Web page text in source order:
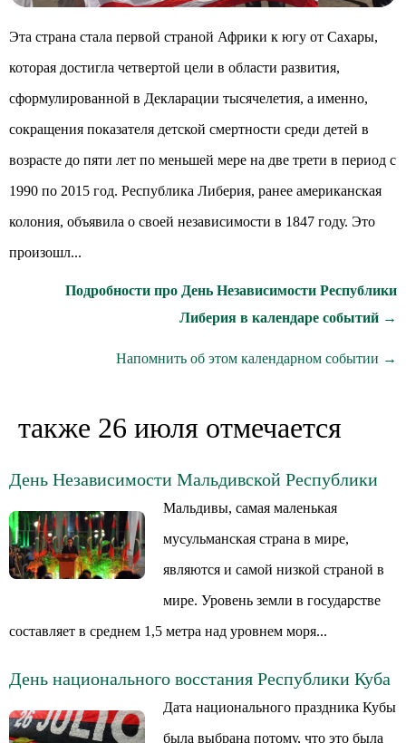
Эта страна стала первой страной Африки к югу от Сахары,
которая достигла четвертой цели в области развития,
сформулированной в Декларации тысячелетия, а именно,
сокращения показателя детской смертности среди детей в
возрасте до пяти лет по меньшей мере на две трети в период с
1990 по 2015 год. Республика Либерия, ранее американская
колония, объявила о своей независимости в 1847 году. Это
произошл...
Подробности про День Независимости Республики
Либерия в календаре событий →
Напомнить об этом календарном событии →
также 26 июля отмечается
День Независимости Мальдивской Республики
Мальдивы, самая маленькая
мусульманская страна в мире,
являются и самой низкой страной в
мире. Уровень земли в государстве
составляет в среднем 1,5 метра над уровнем моря...
День национального восстания Республики Куба
Дата национального праздника Кубы
была выбрана потому, что это была